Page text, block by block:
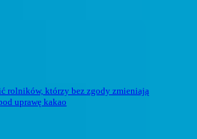
rolników, którzy bez zgody zmieniają
uprawę kakao